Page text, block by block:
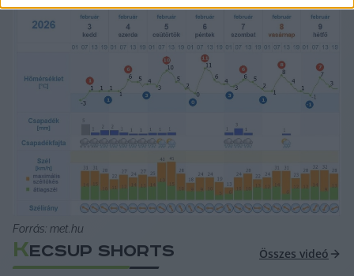
Forrás: met.hu
KECSUP SHORTS Összes videó